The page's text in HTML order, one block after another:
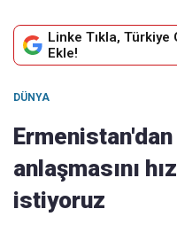
Linke Tıkla,
Ekle!
DÜNYA
Ermenistan'dan
anlaşmasını
istiyoruz